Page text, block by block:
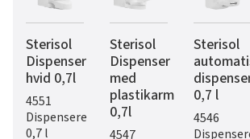
Sterisol
Dispenser
hvid 0,7l
4551
Dispensere
0,7 l
Sterisol
Dispenser
med
plastikarm
0,7l
4547
Sterisol
0,7 l
4546